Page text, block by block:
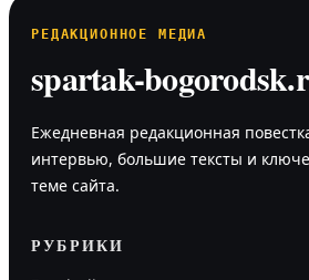
РЕДАКЦИОННОЕ МЕДИА
spartak-
Ежедневная редакционная
интервью, большие тексты и
теме сайта.
РУБРИКИ